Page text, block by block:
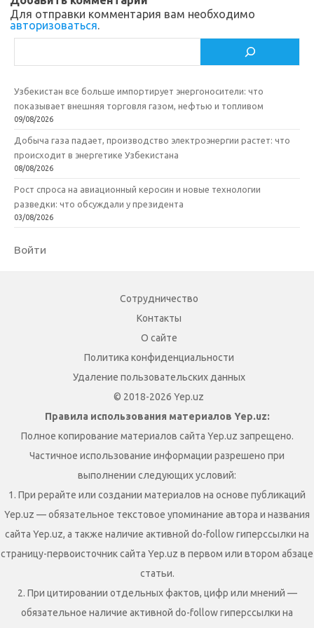
i
k
k
и
т
Для отправки комментария вам необходимо
авторизоваться.
Узбекистан все больше импортирует энергоносители: что
показывает внешняя торговля газом, нефтью и топливом
09/08/2026
Добыча газа падает, производство электроэнергии растет: что
происходит в энергетике Узбекистана
08/08/2026
Рост спроса на авиационный керосин и новые технологии
разведки: что обсуждали у президента
03/08/2026
Войти
Сотрудничество
Контакты
О сайте
Политика конфиденциальности
Удаление пользовательских данных
© 2018-2026 Yep.uz
Правила использования материалов Yep.uz:
Полное копирование материалов сайта Yep.uz запрещено.
Частичное использование информации разрешено при
выполнении следующих условий:
1. При рерайте или создании материалов на основе публикаций
Yep.uz — обязательное текстовое упоминание автора и названия
сайта Yep.uz, а также наличие активной do-follow гиперссылки на
страницу-первоисточник сайта Yep.uz в первом или втором абзаце
статьи.
2. При цитировании отдельных фактов, цифр или мнений —
обязательное наличие активной do-follow гиперссылки на